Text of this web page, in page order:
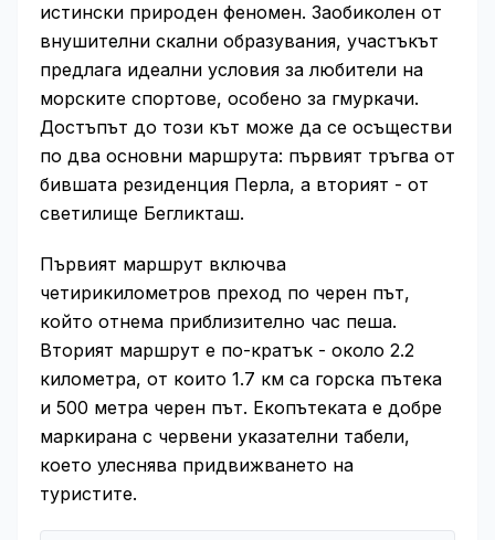
истински природен феномен. Заобиколен от
внушителни скални образувания, участъкът
предлага идеални условия за любители на
морските спортове, особено за гмуркачи.
Достъпът до този кът може да се осъществи
по два основни маршрута: първият тръгва от
бившата резиденция Перла, а вторият - от
светилище Бегликташ.
Първият маршрут включва
четирикилометров преход по черен път,
който отнема приблизително час пеша.
Вторият маршрут е по-кратък - около 2.2
километра, от които 1.7 км са горска пътека
и 500 метра черен път. Екопътеката е добре
маркирана с червени указателни табели,
което улеснява придвижването на
туристите.